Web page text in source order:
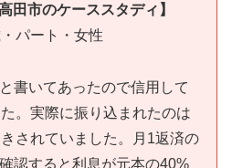
田市のケーススタディ】
パート・女性
書いてあったので信用して
。実際に振り込まれたのは
されていました。月1返済の
認すると利息が元本の40%